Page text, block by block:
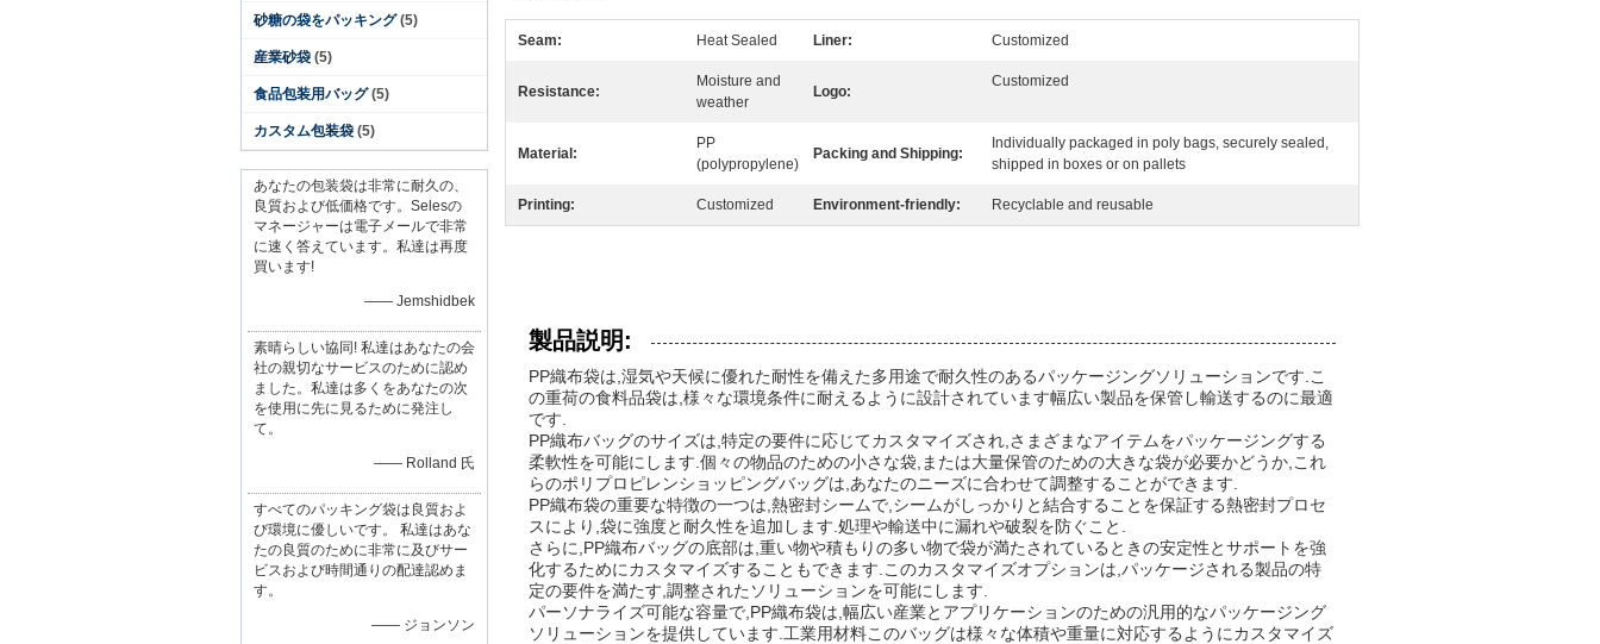
砂糖の袋をパッキング (5)
産業砂袋 (5)
食品包装用バッグ (5)
カスタム包装袋 (5)
あなたの包装袋は非常に耐久の、
良質および低価格です。Selesの
マネージャーは電子メールで非常
に速く答えています。私達は再度
買います!
—— Jemshidbek
素晴らしい協同! 私達はあなたの会
社の親切なサービスのために認め
ました。私達は多くをあなたの次
を使用に先に見るために発注し
て。
—— Rolland 氏
すべてのパッキング袋は良質およ
び環境に優しいです。 私達はあな
たの良質のために非常に及びサー
ビスおよび時間通りの配達認めま
す。
—— ジョンソン
Seam: Heat Sealed Liner: Customized
Resistance:
Moisture and
weather
Logo:
Customized
Material:
PP
(polypropylene)
Packing and Shipping:
Individually packaged in poly bags, securely sealed,
shipped in boxes or on pallets
Printing: Customized Environment-friendly: Recyclable and reusable
製品説明:
PP織布袋は,湿気や天候に優れた耐性を備えた多用途で耐久性のあるパッケージングソリューションです.こ
の重荷の食料品袋は,様々な環境条件に耐えるように設計されています幅広い製品を保管し輸送するのに最適
です.
PP織布バッグのサイズは,特定の要件に応じてカスタマイズされ,さまざまなアイテムをパッケージングする
柔軟性を可能にします.個々の物品のための小さな袋,または大量保管のための大きな袋が必要かどうか,これ
らのポリプロピレンショッピングバッグは,あなたのニーズに合わせて調整することができます.
PP織布袋の重要な特徴の一つは,熱密封シームで,シームがしっかりと結合することを保証する熱密封プロセ
スにより,袋に強度と耐久性を追加します.処理や輸送中に漏れや破裂を防ぐこと.
さらに,PP織布バッグの底部は,重い物や積もりの多い物で袋が満たされているときの安定性とサポートを強
化するためにカスタマイズすることもできます.このカスタマイズオプションは,パッケージされる製品の特
定の要件を満たす,調整されたソリューションを可能にします.
パーソナライズ可能な容量で,PP織布袋は,幅広い産業とアプリケーションのための汎用的なパッケージング
ソリューションを提供しています.工業用材料このバッグは様々な体積や重量に対応するようにカスタマイズ